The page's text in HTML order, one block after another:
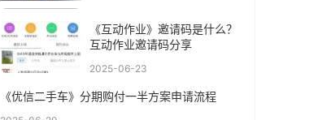
《互动作业》邀请码是什么？
互动作业邀请码分享
2025-06-23
《优信二手车》分期购付一半方案申请流程